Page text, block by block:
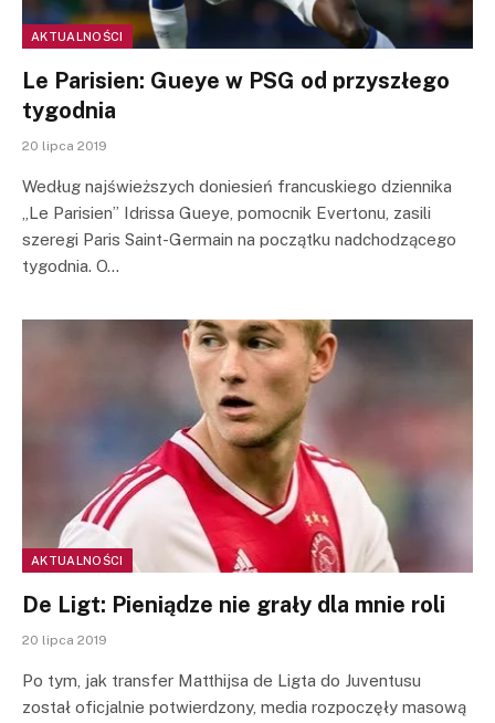
AKTUALNOŚCI
Le Parisien: Gueye w PSG od przyszłego
tygodnia
20 lipca 2019
Według najświeższych doniesień francuskiego dziennika
„Le Parisien” Idrissa Gueye, pomocnik Evertonu, zasili
szeregi Paris Saint-Germain na początku nadchodzącego
tygodnia. O…
AKTUALNOŚCI
De Ligt: Pieniądze nie grały dla mnie roli
20 lipca 2019
Po tym, jak transfer Matthijsa de Ligta do Juventusu
został oficjalnie potwierdzony, media rozpoczęły masową